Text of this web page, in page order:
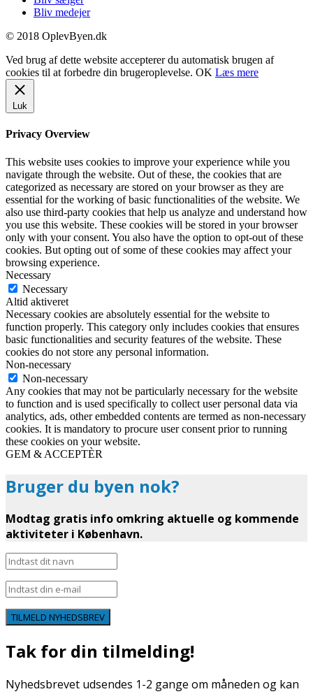
Bliv medejer
© 2018 OplevByen.dk
Ved brug af dette website accepterer du automatisk brugen af
cookies til at forbedre din brugeroplevelse. OK Læs mere
Luk
Privacy Overview
This website uses cookies to improve your experience while you
navigate through the website. Out of these, the cookies that are
categorized as necessary are stored on your browser as they are
essential for the working of basic functionalities of the website. We
also use third-party cookies that help us analyze and understand how
you use this website. These cookies will be stored in your browser
only with your consent. You also have the option to opt-out of these
cookies. But opting out of some of these cookies may affect your
browsing experience.
Necessary
Necessary
Altid aktiveret
Necessary cookies are absolutely essential for the website to
function properly. This category only includes cookies that ensures
basic functionalities and security features of the website. These
cookies do not store any personal information.
Non-necessary
Non-necessary
Any cookies that may not be particularly necessary for the website
to function and is used specifically to collect user personal data via
analytics, ads, other embedded contents are termed as non-necessary
cookies. It is mandatory to procure user consent prior to running
these cookies on your website.
GEM & ACCEPTÈR
Bruger du byen nok?
Modtag gratis info omkring aktuelle og kommende
aktiviteter i København.
TILMELD NYHEDSBREV
Tak for din tilmelding!
Nyhedsbrevet udsendes 1-2 gange om måneden og kan